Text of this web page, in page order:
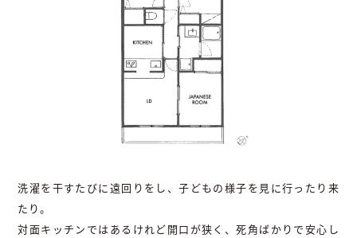
洗濯を干すたびに遠回りをし、子どもの様子を見に行ったり来
たり。
対面キッチンではあるけれど開口が狭く、死角ばかりで安心し